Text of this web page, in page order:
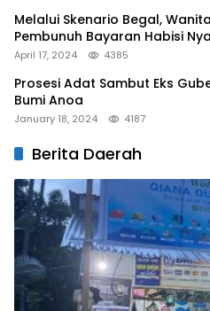
Melalui Skenario Begal,
Pembunuh Bayaran Habisi
April 17, 2024 4385
Prosesi Adat Sambut Eks
Bumi Anoa
January 18, 2024 4187
Berita Daerah